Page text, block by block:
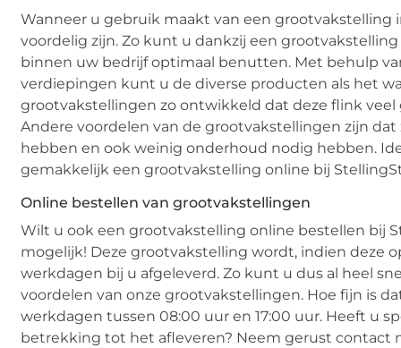
Wanneer u gebruik maakt van een grootvakstelling
voordelig zijn. Zo kunt u dankzij een
binnen uw bedrijf optimaal benutten. Met behulp
verdiepingen kunt u de diverse producten als het
grootvakstellingen zo ontwikkeld dat deze flink
Andere voordelen van de grootvakstellingen zijn
hebben en ook weinig onderhoud nodig hebben.
gemakkelijk een grootvakstelling online bij
Online bestellen van grootvakstellingen
Wilt u ook een grootvakstelling online bestellen bij
mogelijk! Deze grootvakstelling wordt, indien deze
werkdagen bij u afgeleverd. Zo kunt u dus al heel
voordelen van onze grootvakstellingen. Hoe fijn is
werkdagen tussen 08:00 uur en 17:00 uur. Heeft u
betrekking tot het afleveren? Neem gerust contact